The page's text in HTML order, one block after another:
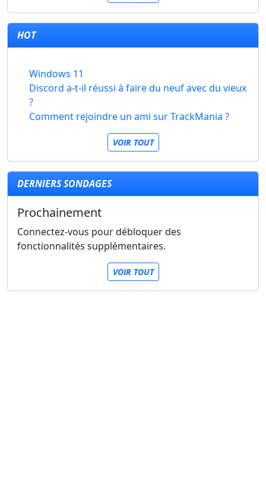
HOT
Windows 11
Discord a-t-il réussi à faire du neuf avec du vieux
?
Comment rejoindre un ami sur TrackMania ?
VOIR TOUT
DERNIERS SONDAGES
Prochainement
Connectez-vous pour débloquer des
fonctionnalités supplémentaires.
VOIR TOUT